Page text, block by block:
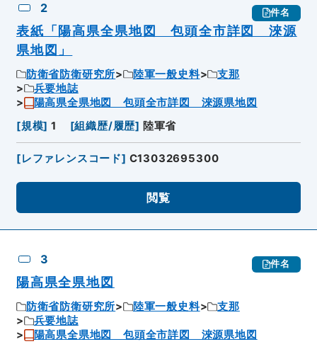
2 件名
表紙「陽高県全県地図 包頭全市詳図 淶源
県地図」
防衛省防衛研究所 陸軍一般史料
支那
兵要地誌
陽高県全県地図 包頭全市詳図 淶源県地図
[規模] 1 [組織歴/履歴] 陸軍省
[レファレンスコード] C13032695300
閲覧
3 件名
陽高県全県地図
防衛省防衛研究所 陸軍一般史料
支那
兵要地誌
陽高県全県地図 包頭全市詳図 淶源県地図